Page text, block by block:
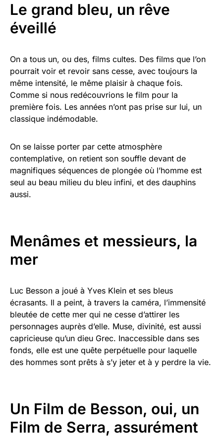
Le grand bleu, un rêve
éveillé
On a tous un, ou des, films cultes. Des films que l’on
pourrait voir et revoir sans cesse, avec toujours la
même intensité, le même plaisir à chaque fois.
Comme si nous redécouvrions le film pour la
première fois. Les années n’ont pas prise sur lui, un
classique indémodable.
On se laisse porter par cette atmosphère
contemplative, on retient son souffle devant de
magnifiques séquences de plongée où l’homme est
seul au beau milieu du bleu infini, et des dauphins
aussi.
Menâmes et messieurs, la
mer
Luc Besson a joué à Yves Klein et ses bleus
écrasants. Il a peint, à travers la caméra, l’immensité
bleutée de cette mer qui ne cesse d’attirer les
personnages auprès d’elle. Muse, divinité, est aussi
capricieuse qu’un dieu Grec. Inaccessible dans ses
fonds, elle est une quête perpétuelle pour laquelle
des hommes sont prêts à s’y jeter et à y perdre la vie.
Un Film de Besson, oui, un
Film de Serra, assurément